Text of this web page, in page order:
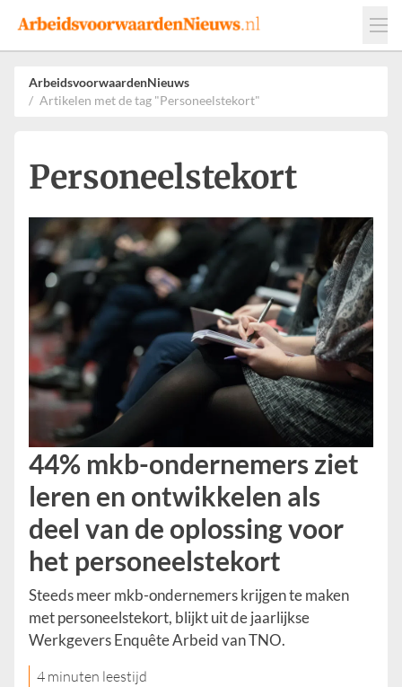
Events
Adverteren
Leveranciers
Werkgevers
ArbeidsvoorwaardenNieuws
Artikelen met de tag "Personeelstekort"
Personeelstekort
44% mkb-ondernemers ziet
leren en ontwikkelen als
deel van de oplossing voor
het personeelstekort
Steeds meer mkb-ondernemers krijgen te maken
met personeelstekort, blijkt uit de jaarlijkse
Werkgevers Enquête Arbeid van TNO.
4 minuten leestijd